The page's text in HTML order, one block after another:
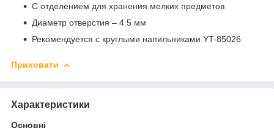
С отделением для хранения мелких предметов
Диаметр отверстия – 4.5 мм
Рекомендуется с круглыми напильниками YT-85026
Приховати
Характеристики
Основні